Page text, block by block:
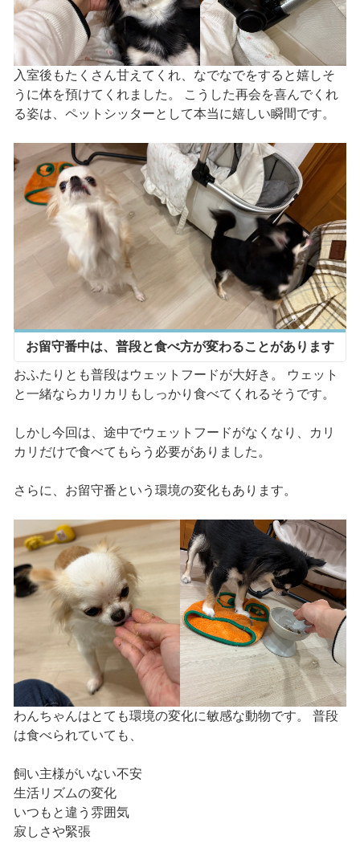
入室後もたくさん甘えてくれ、なでなでをすると嬉しそ
うに体を預けてくれました。 こうした再会を喜んでくれ
る姿は、ペットシッターとして本当に嬉しい瞬間です。
お留守番中は、普段と食べ方が変わることがあります
おふたりとも普段はウェットフードが大好き。 ウェット
と一緒ならカリカリもしっかり食べてくれるそうです。
しかし今回は、途中でウェットフードがなくなり、カリ
カリだけで食べてもらう必要がありました。
さらに、お留守番という環境の変化もあります。
わんちゃんはとても環境の変化に敏感な動物です。 普段
は食べられていても、
飼い主様がいない不安
生活リズムの変化
いつもと違う雰囲気
寂しさや緊張